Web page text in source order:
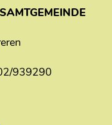
939290